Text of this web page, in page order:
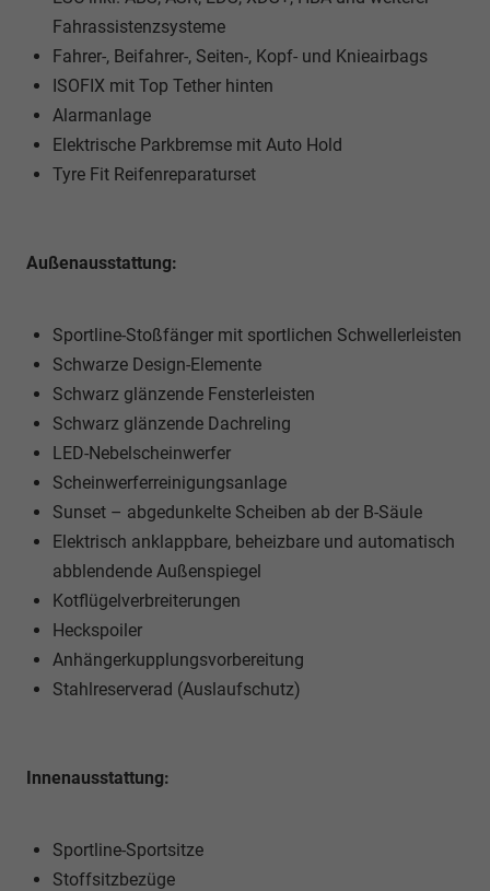
Fahrassistenzsysteme
Fahrer-, Beifahrer-, Seiten-, Kopf- und Knieairbags
ISOFIX mit Top Tether hinten
Alarmanlage
Elektrische Parkbremse mit Auto Hold
Tyre Fit Reifenreparaturset
Außenausstattung:
Sportline-Stoßfänger mit sportlichen Schwellerleisten
Schwarze Design-Elemente
Schwarz glänzende Fensterleisten
Schwarz glänzende Dachreling
LED-Nebelscheinwerfer
Scheinwerferreinigungsanlage
Sunset – abgedunkelte Scheiben ab der B-Säule
Elektrisch anklappbare, beheizbare und automatisch
abblendende Außenspiegel
Kotflügelverbreiterungen
Heckspoiler
Anhängerkupplungsvorbereitung
Stahlreserverad (Auslaufschutz)
Innenausstattung:
Sportline-Sportsitze
Stoffsitzbezüge